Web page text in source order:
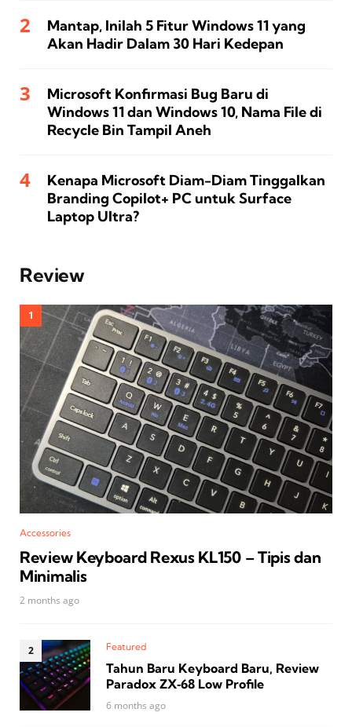
Mantap, Inilah 5 Fitur Windows 11 yang
Akan Hadir Dalam 30 Hari Kedepan
Microsoft Konfirmasi Bug Baru di
Windows 11 dan Windows 10, Nama File di
Recycle Bin Tampil Aneh
Kenapa Microsoft Diam-Diam Tinggalkan
Branding Copilot+ PC untuk Surface
Laptop Ultra?
Review
Accessories
Review Keyboard Rexus KL150 – Tipis dan
Minimalis
2 months ago
Featured
Tahun Baru Keyboard Baru, Review
Paradox ZX‑68 Low Profile
6 months ago